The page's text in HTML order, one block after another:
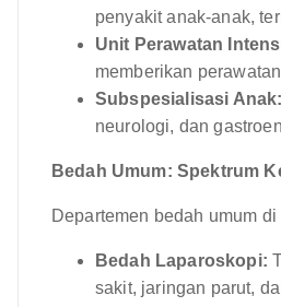
penyakit anak-anak,
Unit Perawatan
memberikan
Subspesialisasi Anak:
neurologi, dan
Bedah Umum: Spektrum
Departemen bedah umum
Bedah Laparoskopi:
sakit, jaringan parut,